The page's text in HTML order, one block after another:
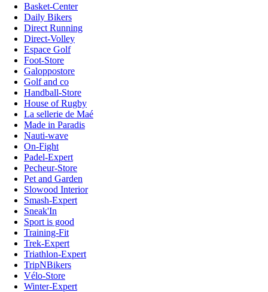
Basket-Center
Daily Bikers
Direct Running
Direct-Volley
Espace Golf
Foot-Store
Galoppostore
Golf and co
Handball-Store
House of Rugby
La sellerie de Maé
Made in Paradis
Nauti-wave
On-Fight
Padel-Expert
Pecheur-Store
Pet and Garden
Slowood Interior
Smash-Expert
Sneak'In
Sport is good
Training-Fit
Trek-Expert
Triathlon-Expert
TripNBikers
Vélo-Store
Winter-Expert